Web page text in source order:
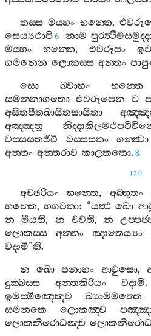
තස‍්ස මය‍්හං භන‍්තෙ,
සෙය්‍යථාපි6 නාම
මය‍්හං
භන‍්තෙ, එවරූපං
ගමනෙන ලොකස‍්ස අන‍්තං
සො
ඛ‍්වාහං භන‍්තෙ
සමන‍්නාගතො එවරූපෙන ච
අසිතපීතඛායිතසායිතා
අඤ‍්ඤත්‍ර
වස‍්සසතජීවී
වස‍්සසතං ගන‍්ත්‍වා
අන‍්තං අන‍්තරාව කාලකතො. 8
120
අච‍්ඡරියං භන‍්තෙ,අබ‍්භුතං
භන‍්තෙ,භගවතා: “යත්‍ථ ඛො
න
මීයති, න චවති, න
ලොකස‍්ස
අන‍්තං ඤාතෙය්‍යං
වදාමී”ති.
න
ඛො පනාහං ආවුසො,
දුක‍්ඛස‍්ස
අන‍්තකිරියං වදාමි
ඉමස‍්මිඤ‍්ඤෙව
බ්‍යාමමත‍්තෙ
සමනකෙ
ලොකඤ‍්ච
ලොකනිරොධඤ‍්ච